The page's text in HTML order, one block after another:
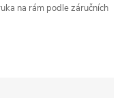
na rám podle záručních